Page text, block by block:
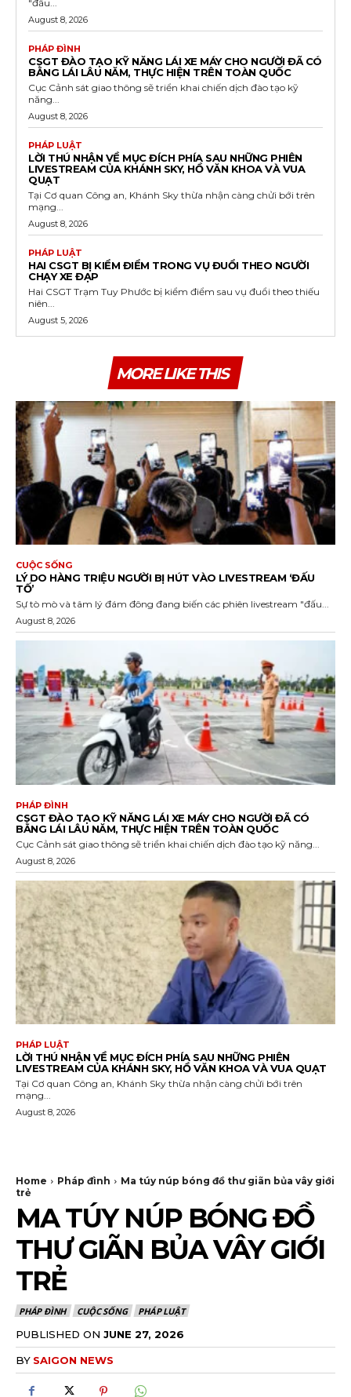
"đấu...
August 8, 2026
PHÁP ĐÌNH
CSGT ĐÀO TẠO KỸ NĂNG LÁI XE MÁY CHO NGƯỜI ĐÃ CÓ
BẰNG LÁI LÂU NĂM, THỰC HIỆN TRÊN TOÀN QUỐC
Cục Cảnh sát giao thông sẽ triển khai chiến dịch đào tạo kỹ
năng...
August 8, 2026
PHÁP LUẬT
LỜI THÚ NHẬN VỀ MỤC ĐÍCH PHÍA SAU NHỮNG PHIÊN
LIVESTREAM CỦA KHÁNH SKY, HỒ VĂN KHOA VÀ VUA
QUẠT
Tại Cơ quan Công an, Khánh Sky thừa nhận càng chửi bới trên
mạng...
August 8, 2026
PHÁP LUẬT
HAI CSGT BỊ KIỂM ĐIỂM TRONG VỤ ĐUỔI THEO NGƯỜI
CHẠY XE ĐẠP
Hai CSGT Trạm Tuy Phước bị kiểm điểm sau vụ đuổi theo thiếu
niên...
August 5, 2026
MORE LIKE THIS
CUỘC SỐNG
LÝ DO HÀNG TRIỆU NGƯỜI BỊ HÚT VÀO LIVESTREAM ‘ĐẤU
TỐ’
Sự tò mò và tâm lý đám đông đang biến các phiên livestream "đấu...
August 8, 2026
PHÁP ĐÌNH
CSGT ĐÀO TẠO KỸ NĂNG LÁI XE MÁY CHO NGƯỜI ĐÃ CÓ
BẰNG LÁI LÂU NĂM, THỰC HIỆN TRÊN TOÀN QUỐC
Cục Cảnh sát giao thông sẽ triển khai chiến dịch đào tạo kỹ năng...
August 8, 2026
PHÁP LUẬT
LỜI THÚ NHẬN VỀ MỤC ĐÍCH PHÍA SAU NHỮNG PHIÊN
LIVESTREAM CỦA KHÁNH SKY, HỒ VĂN KHOA VÀ VUA QUẠT
Tại Cơ quan Công an, Khánh Sky thừa nhận càng chửi bới trên
mạng...
August 8, 2026